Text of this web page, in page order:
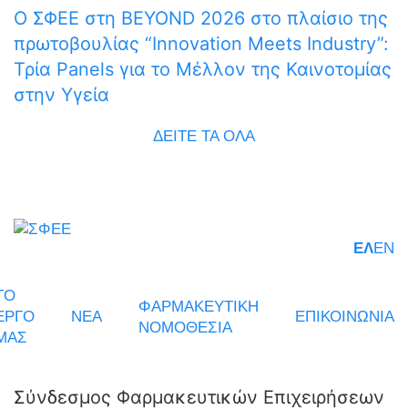
Ο ΣΦΕΕ στη BEYOND 2026 στο πλαίσιο της
πρωτοβουλίας “Innovation Meets Industry”:
Τρία Panels για το Μέλλον της Καινοτομίας
στην Υγεία
ΔΕΙΤΕ ΤΑ ΟΛΑ
ΕΛEN
ΝΕΑ
ΦΑΡΜΑΚΕΥΤΙΚΗ
ΝΟΜΟΘΕΣΙΑ
ΕΠΙΚΟΙΝΩΝΙΑ
Σύνδεσμος Φαρμακευτικών Επιχειρήσεων